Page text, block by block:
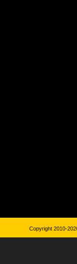
Copyright 2010-